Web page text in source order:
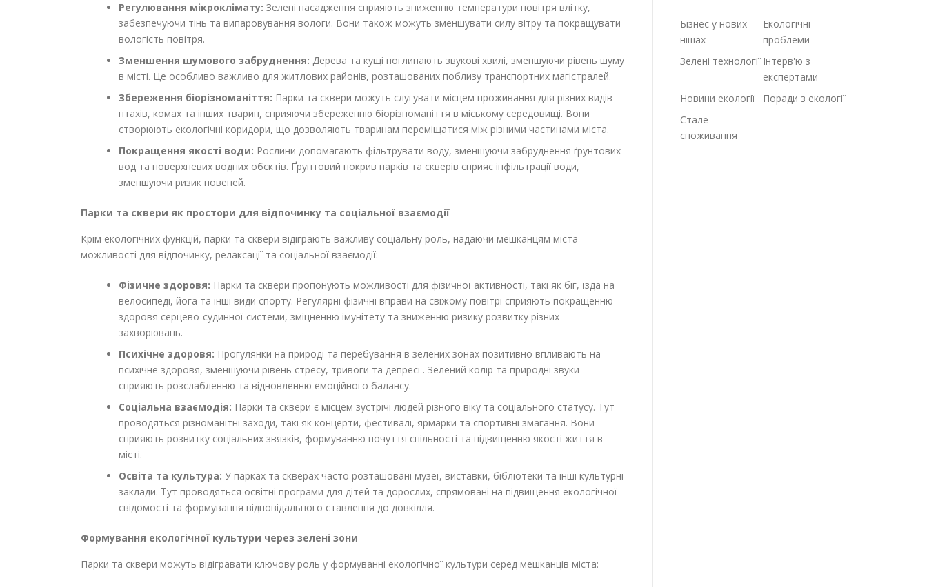
Регулювання мікроклімату: Зелені насадження сприяють зниженню температури повітря влітку,
забезпечуючи тінь та випаровування вологи. Вони також можуть зменшувати силу вітру та покращувати
вологість повітря.
Зменшення шумового забруднення: Дерева та кущі поглинають звукові хвилі, зменшуючи рівень шуму
в місті. Це особливо важливо для житлових районів, розташованих поблизу транспортних магістралей.
Збереження біорізноманіття: Парки та сквери можуть слугувати місцем проживання для різних видів
птахів, комах та інших тварин, сприяючи збереженню біорізноманіття в міському середовищі. Вони
створюють екологічні коридори, що дозволяють тваринам переміщатися між різними частинами міста.
Покращення якості води: Рослини допомагають фільтрувати воду, зменшуючи забруднення ґрунтових
вод та поверхневих водних обєктів. Ґрунтовий покрив парків та скверів сприяє інфільтрації води,
зменшуючи ризик повеней.
Парки та сквери як простори для відпочинку та соціальної взаємодії
Крім екологічних функцій, парки та сквери відіграють важливу соціальну роль, надаючи мешканцям міста
можливості для відпочинку, релаксації та соціальної взаємодії:
Фізичне здоровя: Парки та сквери пропонують можливості для фізичної активності, такі як біг, їзда на
велосипеді, йога та інші види спорту. Регулярні фізичні вправи на свіжому повітрі сприяють покращенню
здоровя серцево-судинної системи, зміцненню імунітету та зниженню ризику розвитку різних
захворювань.
Психічне здоровя: Прогулянки на природі та перебування в зелених зонах позитивно впливають на
психічне здоровя, зменшуючи рівень стресу, тривоги та депресії. Зелений колір та природні звуки
сприяють розслабленню та відновленню емоційного балансу.
Соціальна взаємодія: Парки та сквери є місцем зустрічі людей різного віку та соціального статусу. Тут
проводяться різноманітні заходи, такі як концерти, фестивалі, ярмарки та спортивні змагання. Вони
сприяють розвитку соціальних звязків, формуванню почуття спільності та підвищенню якості життя в
місті.
Освіта та культура: У парках та скверах часто розташовані музеї, виставки, бібліотеки та інші культурні
заклади. Тут проводяться освітні програми для дітей та дорослих, спрямовані на підвищення екологічної
свідомості та формування відповідального ставлення до довкілля.
Формування екологічної культури через зелені зони
Парки та сквери можуть відігравати ключову роль у формуванні екологічної культури серед мешканців міста:
Бізнес у нових
нішах
Екологічні
проблеми
Зелені технології Інтерв'ю з
експертами
Новини екології
Поради з екології
Стале
споживання